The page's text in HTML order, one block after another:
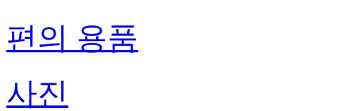
편의 용품
사진